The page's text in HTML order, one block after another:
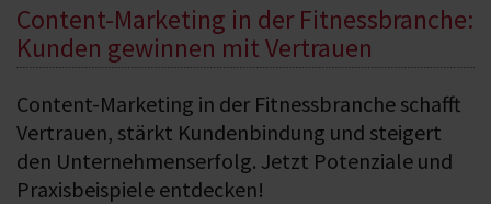
Content-Marketing in der Fitnessbranche:
Kunden gewinnen mit Vertrauen
Content-Marketing in der Fitnessbranche schafft
Vertrauen, stärkt Kundenbindung und steigert
den Unternehmenserfolg. Jetzt Potenziale und
Praxisbeispiele entdecken!